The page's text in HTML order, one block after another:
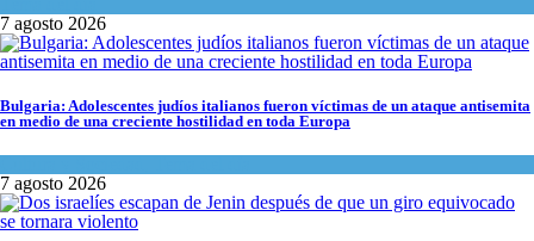
7 agosto 2026
Bulgaria: Adolescentes judíos italianos fueron víctimas de un ataque antisemita
en medio de una creciente hostilidad en toda Europa
7 agosto 2026